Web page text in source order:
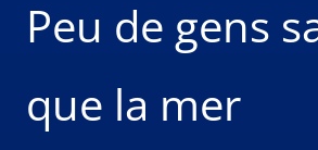
Peu de gens
que la mer